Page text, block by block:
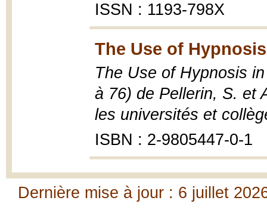
ISSN : 1193-798X
The Use of
The Use of Hypnosis
à 76) de Pellerin, S. et
les universités et
ISBN : 2-9805447-0-1
Dernière mise à jour : 6 juillet